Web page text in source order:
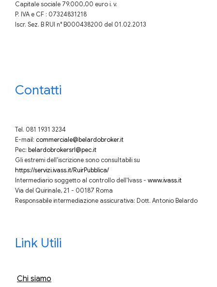
Capitale sociale 79.000,00 euro i. v.
P. IVA e CF : 07324831218
Iscr. Sez. B RUI n° B000438200 del 01.02.2013
Contatti
Tel. 081 1931 3234
E-mail: commerciale@belardobroker.it
Pec: belardobrokersrl@pec.it
Gli estremi dell'iscrizione sono consultabili su
https://servizi.ivass.it/RuirPubblica/
Intermediario soggetto al controllo dell'Ivass - www.ivass.it
Via del Quirinale, 21 - 00187 Roma
Responsabile intermediazione assicurativa: Dott. Antonio Belardo
Link Utili
Chi siamo